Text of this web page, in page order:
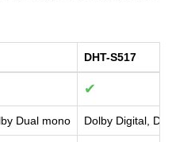
DHT-S517
✔
Dual mono Dolby Digital,